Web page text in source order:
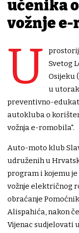
učenika
vožnje
U
Svetog
Osijeku
u
preventivno-
autokluba o
vožnja e-romobila".
Auto-moto klub
udruženih u
program i kojemu
vožnje električnog
obraćanje
Alispahića, nakon
Vijenac sudjelovati